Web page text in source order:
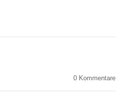
0 Kommentare